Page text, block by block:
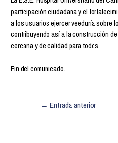
participación ciudadana y el
a los usuarios ejercer veeduría sobre
contribuyendo así a la construcción
cercana y de calidad para todos.
Fin del comunicado.
← Entrada anterior